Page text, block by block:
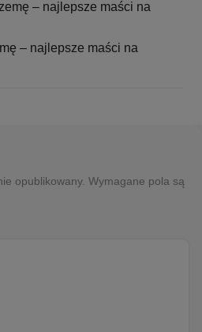
– najlepsze maści na
opublikowany. Wymagane pola są